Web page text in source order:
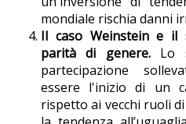
mondiale rischia danni
Il caso Weinstein e il
parità di genere.Lo
partecipazione
essere l'inizio di un
rispetto ai vecchi ruoli